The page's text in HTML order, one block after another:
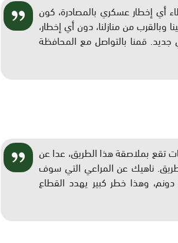
أي إخطار عسكري بالمصادرة، كون
من منازلنا، دون أي إخطار،
جديد. قمنا بالتواصل مع المحافظة
تبعات خطيرة علينا، حيث يوجد ما لا يقل عن 9 بركسات تقع بملاصقة هذا الطريق، عدا عن
هذا الطريق. ناهيك عن المراعي التي سوف
يعزلها الطريق عن بيوت المزارعين ومربي الماشية، بمعدل 2000 دونم، وهذا خطر كبير يهدد القطاع